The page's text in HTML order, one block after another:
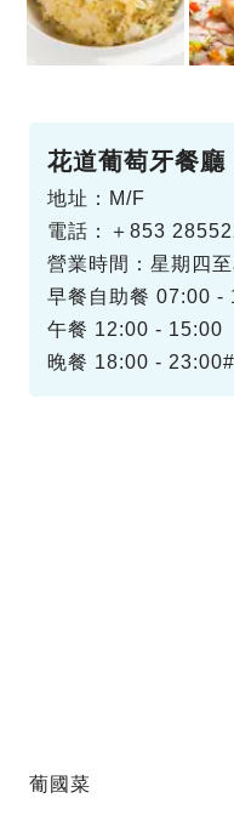
花道葡萄牙餐廳
地址：M/F
電話：＋853
營業時間：星期四
早餐自助餐 07:00 -
午餐 12:00 - 15:00
晚餐 18:00 -
葡國菜